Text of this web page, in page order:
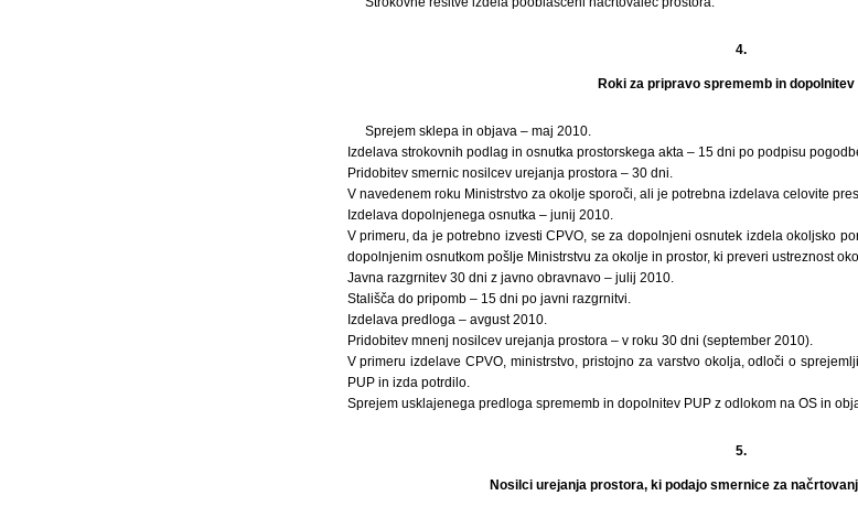
4.
Roki za pripravo sprememb in dopolnitev
Sprejem sklepa in objava – maj 2010.
Izdelava strokovnih podlag in osnutka prostorskega akta – 15 dni po podpisu
Pridobitev smernic nosilcev urejanja prostora – 30 dni.
V navedenem roku Ministrstvo za okolje sporoči, ali je potrebna izdelava celovite
Izdelava dopolnjenega osnutka – junij 2010.
V primeru, da je potrebno izvesti CPVO, se za dopolnjeni osnutek izdela okoljsko
dopolnjenim osnutkom pošlje Ministrstvu za okolje in prostor, ki preveri ustreznost
Javna razgrnitev 30 dni z javno obravnavo – julij 2010.
Stališča do pripomb – 15 dni po javni razgrnitvi.
Izdelava predloga – avgust 2010.
Pridobitev mnenj nosilcev urejanja prostora – v roku 30 dni (september 2010).
V primeru izdelave CPVO, ministrstvo, pristojno za varstvo okolja, odloči o
PUP in izda potrdilo.
Sprejem usklajenega predloga sprememb in dopolnitev PUP z odlokom na OS in
5.
Nosilci urejanja prostora, ki podajo smernice za